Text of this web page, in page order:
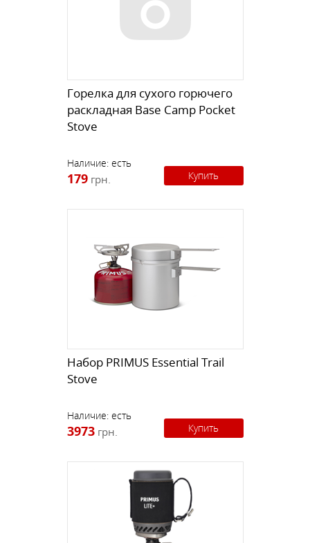
Горелка для сухого горючего
раскладная Base Camp Pocket
Stove
Наличие: есть
179 грн. Купить
Набор PRIMUS Essential Trail
Stove
Наличие: есть
3973 грн. Купить